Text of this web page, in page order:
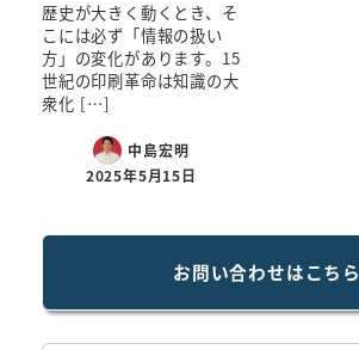
歴史が大きく動くとき、そ
こには必ず「情報の扱い
方」の変化があります。15
世紀の印刷革命は知識の大
衆化 […]
中島宏明
2025年5月15日
お問い合わせはこちら